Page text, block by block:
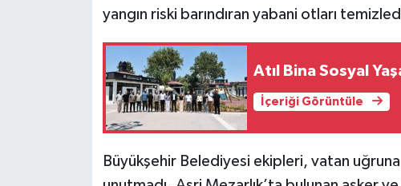
yangın riski barındıran yabani otları
Atıl Bina Sosyal
İçeriği Görüntüle
Büyükşehir Belediyesi ekipleri, vatan uğruna